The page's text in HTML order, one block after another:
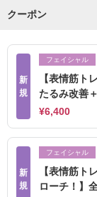
クーポン
新
規
フェイシャル
【表情筋ト
たるみ改善
¥6,400
新
規
フェイシャル
【表情筋ト
ローチ！】